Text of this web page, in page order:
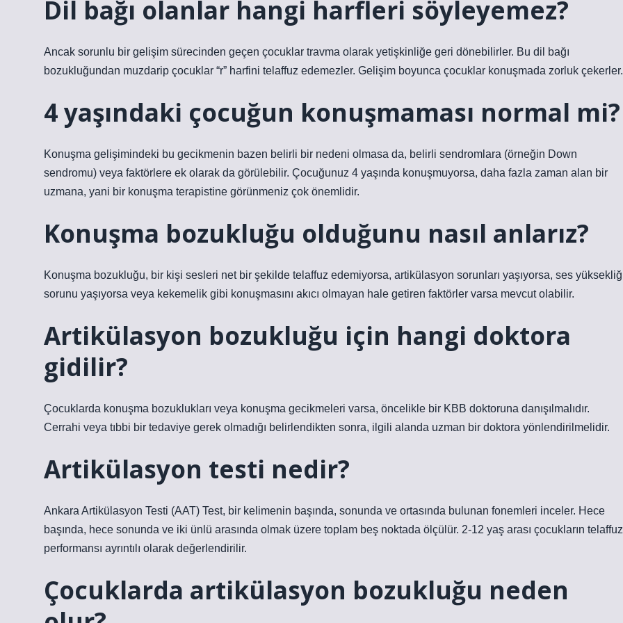
Dil bağı olanlar hangi harfleri söyleyemez?
Ancak sorunlu bir gelişim sürecinden geçen çocuklar travma olarak yetişkinliğe geri dönebilirler. Bu dil bağı
bozukluğundan muzdarip çocuklar “r” harfini telaffuz edemezler. Gelişim boyunca çocuklar konuşmada zorluk çekerler.
4 yaşındaki çocuğun konuşmaması normal mi?
Konuşma gelişimindeki bu gecikmenin bazen belirli bir nedeni olmasa da, belirli sendromlara (örneğin Down
sendromu) veya faktörlere ek olarak da görülebilir. Çocuğunuz 4 yaşında konuşmuyorsa, daha fazla zaman alan bir
uzmana, yani bir konuşma terapistine görünmeniz çok önemlidir.
Konuşma bozukluğu olduğunu nasıl anlarız?
Konuşma bozukluğu, bir kişi sesleri net bir şekilde telaffuz edemiyorsa, artikülasyon sorunları yaşıyorsa, ses
sorunu yaşıyorsa veya kekemelik gibi konuşmasını akıcı olmayan hale getiren faktörler varsa mevcut olabilir.
Artikülasyon bozukluğu için hangi doktora
gidilir?
Çocuklarda konuşma bozuklukları veya konuşma gecikmeleri varsa, öncelikle bir KBB doktoruna danışılmalıdır.
Cerrahi veya tıbbi bir tedaviye gerek olmadığı belirlendikten sonra, ilgili alanda uzman bir doktora yönlendirilmelidir.
Artikülasyon testi nedir?
Ankara Artikülasyon Testi (AAT) Test, bir kelimenin başında, sonunda ve ortasında bulunan fonemleri inceler. Hece
başında, hece sonunda ve iki ünlü arasında olmak üzere toplam beş noktada ölçülür. 2-12 yaş arası çocukların telaffuz
performansı ayrıntılı olarak değerlendirilir.
Çocuklarda artikülasyon bozukluğu neden